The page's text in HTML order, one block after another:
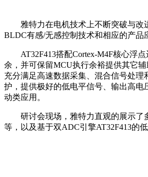
雅特力在电机技术上不断突破与改
BLDC有感/无感控制技术和相应的产品
AT32F413搭配Cortex-M4F核心浮
余，并可保留MCU执行余裕提供其它
充分满足高速数据采集、混合信号处理
护，提供极好的低电平信号、输出高
动类应用。
研讨会现场，雅特力直观的展示了
等，以及基于双ADC引擎AT32F413的